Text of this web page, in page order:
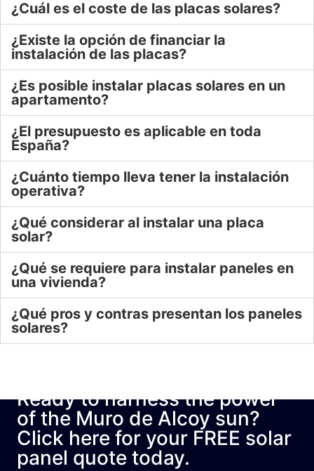
¿Cuál es el coste de las placas solares?
¿Existe la opción de financiar la
instalación de las placas?
¿Es posible instalar placas solares en un
apartamento?
¿El presupuesto es aplicable en toda
España?
¿Cuánto tiempo lleva tener la instalación
operativa?
¿Qué considerar al instalar una placa
solar?
¿Qué se requiere para instalar paneles en
una vivienda?
¿Qué pros y contras presentan los paneles
solares?
Ready to harness the power
of the Muro de Alcoy sun?
Click here for your FREE solar
panel quote today.